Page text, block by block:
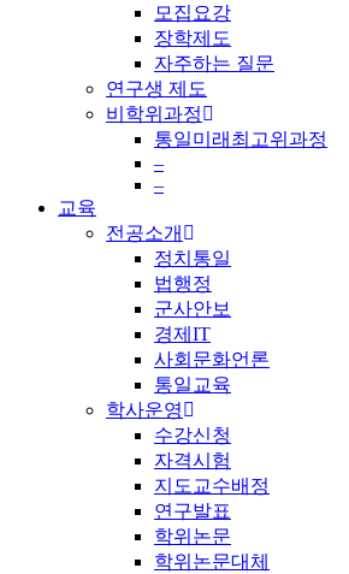
모집요강
장학제도
자주하는 질문
연구생 제도
비학위과정
통일미래최고위과정
–
–
교육
전공소개
정치통일
법행정
군사안보
경제IT
사회문화언론
통일교육
학사운영
수강신청
자격시험
지도교수배정
연구발표
학위논문
학위논문대체